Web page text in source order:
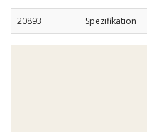
20893 Spezifikation